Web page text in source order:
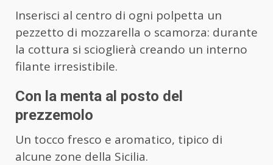
Inserisci al centro di ogni polpetta un
pezzetto di mozzarella o scamorza: durante
la cottura si scioglierà creando un interno
filante irresistibile.
Con la menta al posto del
prezzemolo
Un tocco fresco e aromatico, tipico di
alcune zone della Sicilia.